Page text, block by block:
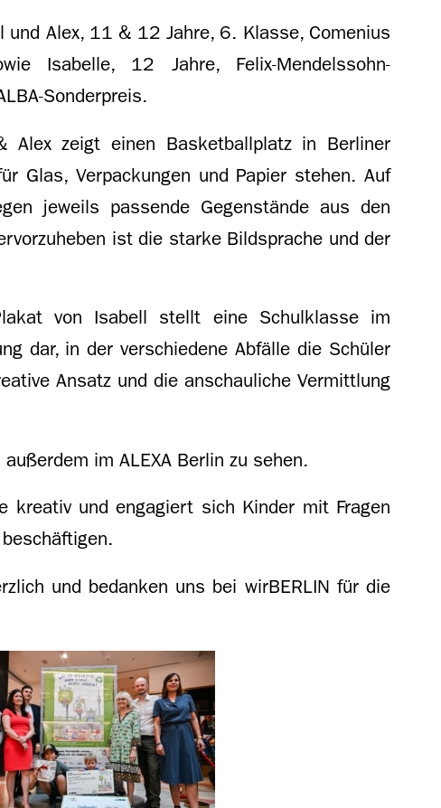
Alex, 11 & 12 Jahre, 6. Klasse, Comenius
Isabelle, 12 Jahre, Felix-Mendelssohn-
Sonderpreis.
Alex zeigt einen Basketballplatz in Berliner
Glas, Verpackungen und Papier stehen. Auf
jeweils passende Gegenstände aus den
ist die starke Bildsprache und der
von Isabell stellt eine Schulklasse im
dar, in der verschiedene Abfälle die Schüler
Ansatz und die anschauliche Vermittlung
im ALEXA Berlin zu sehen.
kreativ und engagiert sich Kinder mit Fragen
und bedanken uns bei wirBERLIN für die